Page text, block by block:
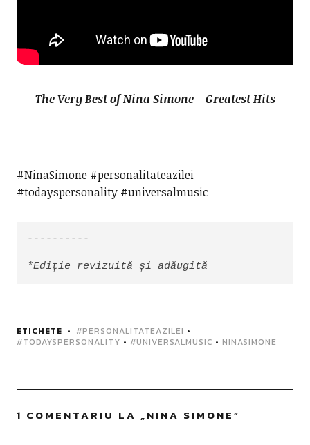
The Very Best of Nina Simone – Greatest Hits
#NinaSimone #personalitateazilei
#todayspersonality #universalmusic
----------
*Ediție revizuită și adăugită
ETICHETE #PERSONALITATEAZILEI •
#TODAYSPERSONALITY • #UNIVERSALMUSIC • NINASIMONE
1 COMENTARIU LA „NINA SIMONE”